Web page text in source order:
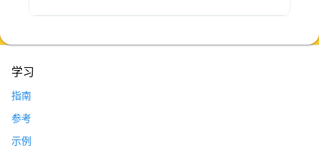
学习
指南
参考
示例